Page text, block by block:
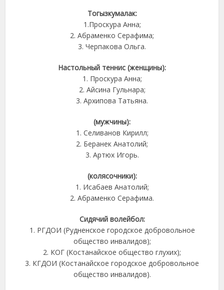
Тогызкумалак:
1.Проскура Анна;
2. Абраменко Серафима;
3. Черпакова Ольга.
Настольный теннис (женщины):
1. Проскура Анна;
2. Айсина Гульнара;
3. Архипова Татьяна.
(мужчины):
1. Селиванов Кирилл;
2. Беранек Анатолий;
3. Артюх Игорь.
(колясочники):
1. Исабаев Анатолий;
2. Абраменко Серафима.
Сидячий волейбол:
1. РГДОИ (Рудненское городское добровольное
общество инвалидов);
2. КОГ (Костанайское общество глухих);
3. КГДОИ (Костанайское городское добровольное
общество инвалидов).